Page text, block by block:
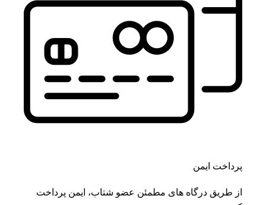
پرداخت ایمن
از طریق درگاه های مطمئن عضو شتاب، ایمن پرداخت